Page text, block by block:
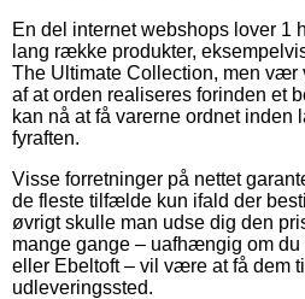
En del internet webshops lover 1
lang række produkter,
The Ultimate Collection, men vær
af at orden realiseres forinden et
kan nå at få varerne ordnet inden
fyraften.
Visse forretninger på nettet
de fleste tilfælde kun ifald der
øvrigt skulle man udse dig den
mange gange – uafhængig om
eller Ebeltoft – vil være at få dem
udleveringssted.